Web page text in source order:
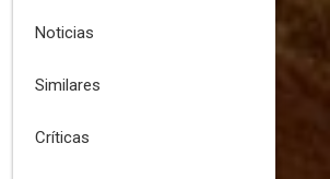
Noticias
Similares
Críticas